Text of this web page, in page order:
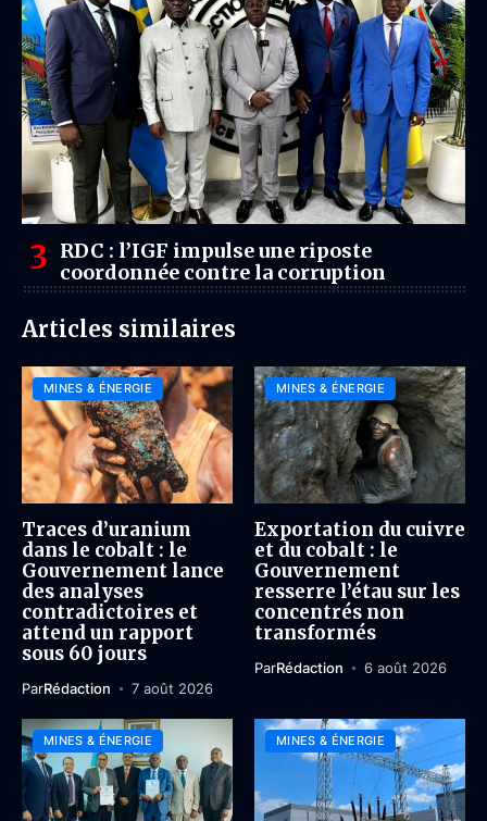
RDC : l’IGF impulse une riposte
coordonnée contre la corruption
Articles similaires
MINES & ÉNERGIE
Traces d’uranium
dans le cobalt : le
Gouvernement lance
des analyses
contradictoires et
attend un rapport
sous 60 jours
ParRédaction 7 août 2026
MINES & ÉNERGIE
Exportation du cuivre
et du cobalt : le
Gouvernement
resserre l’étau sur les
concentrés non
transformés
ParRédaction 6 août 2026
MINES & ÉNERGIE MINES & ÉNERGIE